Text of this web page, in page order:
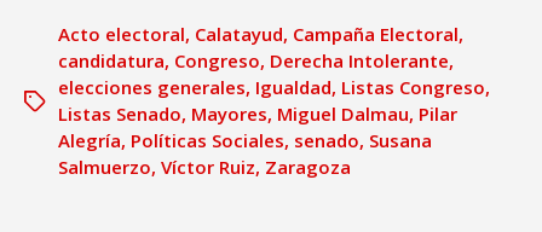
Acto electoral, Calatayud, Campaña Electoral,
candidatura, Congreso, Derecha Intolerante,
elecciones generales, Igualdad, Listas Congreso,
Listas Senado, Mayores, Miguel Dalmau, Pilar
Alegría, Políticas Sociales, senado, Susana
Salmuerzo, Víctor Ruiz, Zaragoza